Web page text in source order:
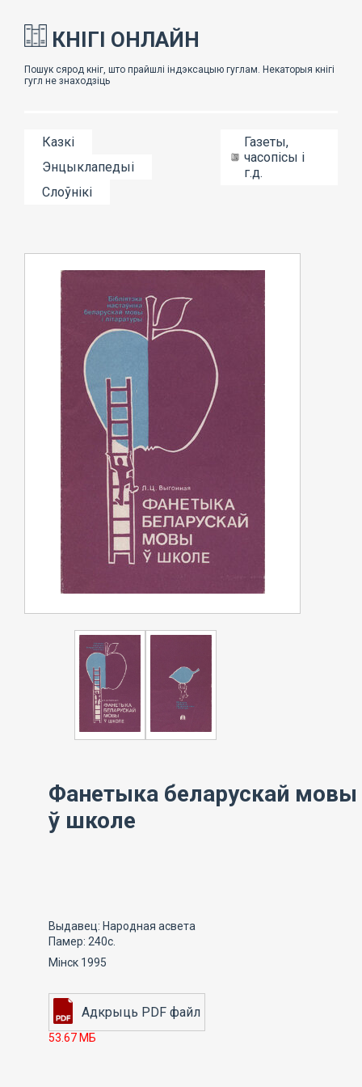
КНІГІ ОНЛАЙН
Казкі
Энцыклапедыі
Слоўнікі
Газеты,
часопісы і
г.д.
Фанетыка беларускай мовы
ў школе
Выдавец: Народная асвета
Памер: 240с.
Мінск 1995
53.67 МБ